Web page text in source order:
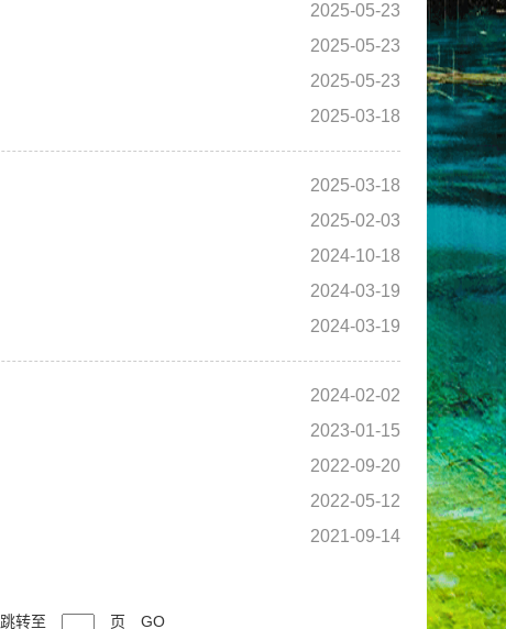
2025-05-23
2025-05-23
2025-05-23
2025-03-18
2025-03-18
2025-02-03
2024-10-18
2024-03-19
2024-03-19
2024-02-02
2023-01-15
2022-09-20
2022-05-12
2021-09-14
跳转至 页 GO